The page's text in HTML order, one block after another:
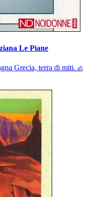
Le Piane
Grecia, terra di miti. di